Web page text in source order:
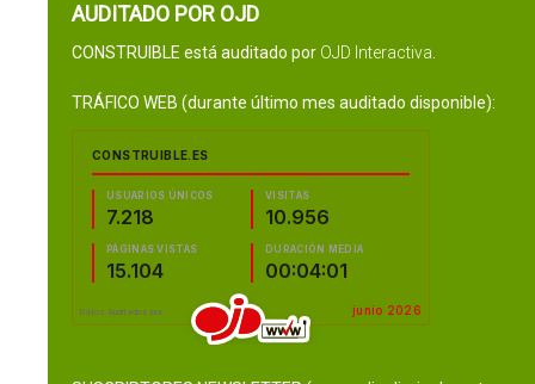
AUDITADO POR OJD
CONSTRUIBLE está auditado por OJD Interactiva
TRÁFICO WEB (durante último mes auditado disponible):